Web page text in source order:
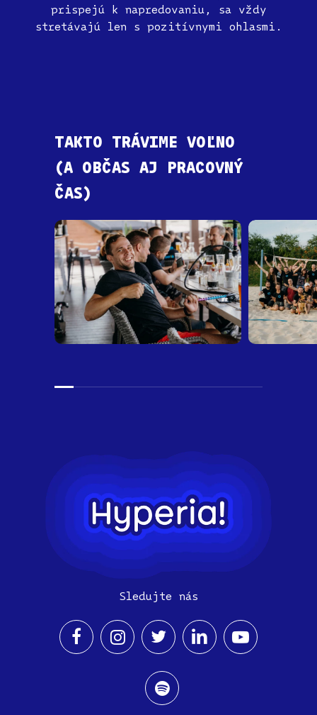
prispejú k napredovaniu, sa vždy
stretávajú len s pozitívnymi ohlasmi.
TAKTO TRÁVIME VOĽNO
(A OBČAS AJ
PRACOVNÝ
ČAS)
Sledujte nás